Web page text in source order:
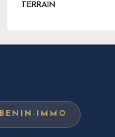
TERRAIN
BENIN-IMMO